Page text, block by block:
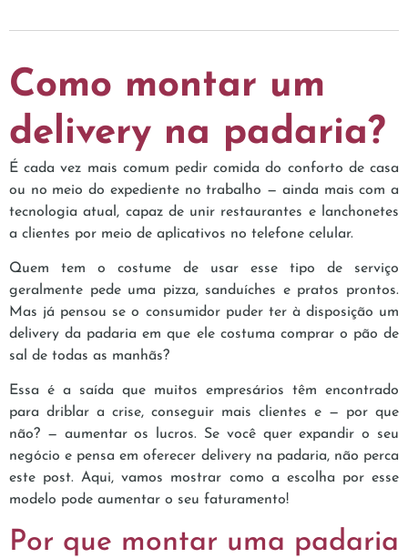
Como montar um
delivery na padaria?
É cada vez mais comum pedir comida do conforto de casa
ou no meio do expediente no trabalho — ainda mais com a
tecnologia atual, capaz de unir restaurantes e lanchonetes
a clientes por meio de aplicativos no telefone celular.
Quem tem o costume de usar esse tipo de serviço
geralmente pede uma pizza, sanduíches e pratos prontos.
Mas já pensou se o consumidor puder ter à disposição um
delivery da padaria em que ele costuma comprar o pão de
sal de todas as manhãs?
Essa é a saída que muitos empresários têm encontrado
para driblar a crise, conseguir mais clientes e — por que
não? — aumentar os lucros. Se você quer expandir o seu
negócio e pensa em oferecer delivery na padaria, não perca
este post. Aqui, vamos mostrar como a escolha por esse
modelo pode aumentar o seu faturamento!
Por que montar uma padaria